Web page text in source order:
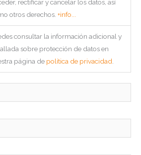
rectificar y cancelar los datos, así
otros derechos. +info...
consultar la información adicional y
sobre protección de datos en
página de política de privacidad